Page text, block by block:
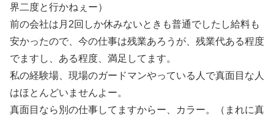
界二度と行かねぇー）
前の会社は月2回しか休みないときも普通でしたし給料も
安かったので、今の仕事は残業あろうが、残業代ある程度
でますし、ある程度、満足してます。
私の経験場、現場のガードマンやっている人で真面目な人
はほとんどいませんよー。
真面目なら別の仕事してますからー、カラー。（まれに真